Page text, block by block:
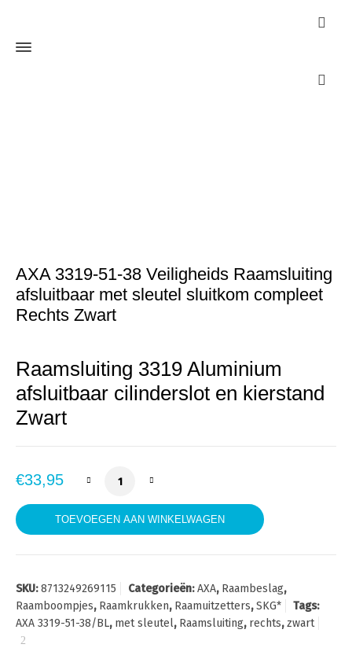
AXA 3319-51-38 Veiligheids Raamsluiting
afsluitbaar met sleutel sluitkom compleet
Rechts Zwart
Raamsluiting 3319 Aluminium
afsluitbaar cilinderslot en kierstand
Zwart
€33,95 AXA 3319-51-38 Veiligheids
TOEVOEGEN AAN WINKELWAGEN
SKU:8713249269115 Categorieën:AXA, Raambeslag,
Raamboompjes, Raamkrukken, Raamuitzetters,SKG*
Tags:
AXA 3319-51-38/BL, met sleutel, Raamsluiting, rechts,zwart